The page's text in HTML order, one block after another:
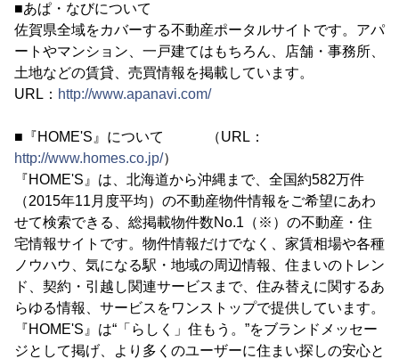
■あぱ・なびについて
佐賀県全域をカバーする不動産ポータルサイトです。アパ
ートやマンション、一戸建てはもちろん、店舗・事務所、
土地などの賃貸、売買情報を掲載しています。
URL： http://www.apanavi.com/
■『HOME'S』について （URL：
http://www.homes.co.jp/）
『HOME'S』は、北海道から沖縄まで、全国約582万件
（2015年11月度平均）の不動産物件情報をご希望にあわ
せて検索できる、総掲載物件数No.1（※）の不動産・住
宅情報サイトです。物件情報だけでなく、家賃相場や各種
ノウハウ、気になる駅・地域の周辺情報、住まいのトレン
ド、契約・引越し関連サービスまで、住み替えに関するあ
らゆる情報、サービスをワンストップで提供しています。
『HOME'S』は“「らしく」住もう。”をブランドメッセー
ジとして掲げ、より多くのユーザーに住まい探しの安心と